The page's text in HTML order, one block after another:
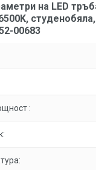
на LED
00683
: